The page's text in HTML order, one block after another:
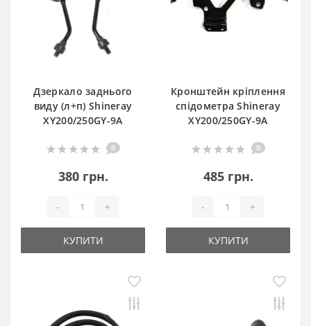
Дзеркало заднього
виду (л+п) Shineray
XY200/250GY-9A
0
380 грн.
- +
КУПИТИ
Кронштейн кріплення
спідометра Shineray
XY200/250GY-9A
0
485 грн.
- +
КУПИТИ